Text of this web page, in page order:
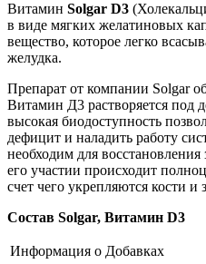
Витамин Solgar D3
в виде мягких желатиновых
вещество, которое легко
желудка.
Препарат от компании Solgar
Витамин Д3 растворяется под
высокая биодоступность
дефицит и наладить работу
необходим для
его участии происходит
счет чего укрепляются кости и
Состав Solgar, Витамин D3
Информация о Добавках